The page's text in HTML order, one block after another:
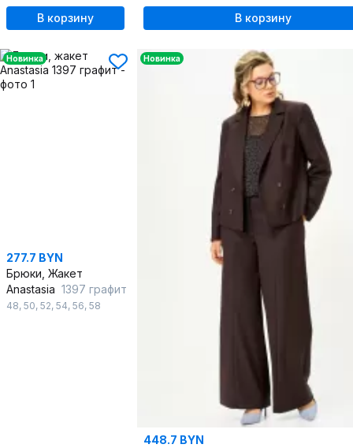
В корзину В корзину
Новинка
277.7 BYN
Брюки, Жакет
Anastasia 1397 графит
48, 50, 52, 54, 56, 58
Новинка
448.7 BYN